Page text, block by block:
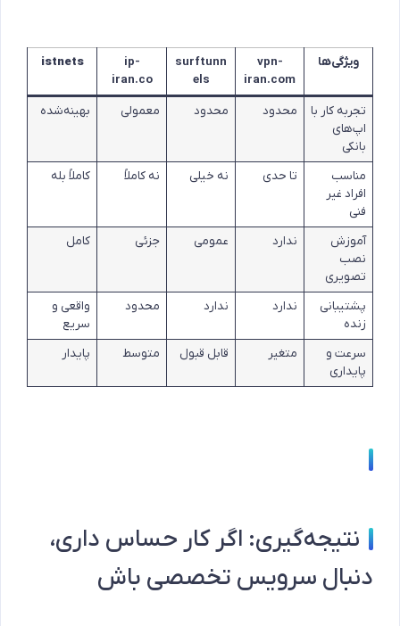
ویژگی‌ها
vpn-
iran.com
surftunn
els
ip-
iran.co
istnets
تجربه کار با
اپ‌های
بانکی
محدود محدود معمولی بهینه‌شده
مناسب
افراد غیر
فنی
تا حدی نه خیلی نه کاملاً کاملاً بله
آموزش
نصب
تصویری
ندارد عمومی جزئی کامل
پشتیبانی
زنده
ندارد ندارد محدود
واقعی و
سریع
سرعت و
پایداری
متغیر قابل قبول متوسط پایدار
نتیجه‌گیری: اگر کار حساس داری،
دنبال سرویس تخصصی باش